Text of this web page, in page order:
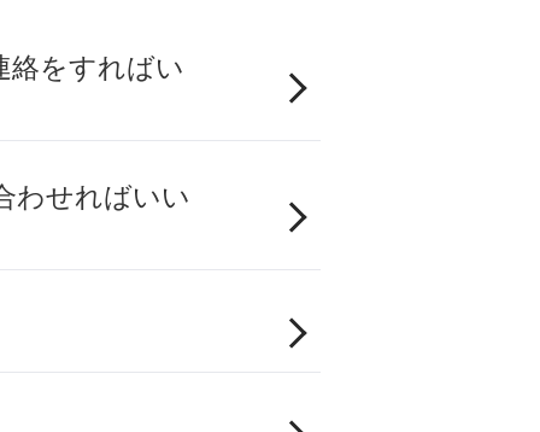
絡をすればい
わせればいい